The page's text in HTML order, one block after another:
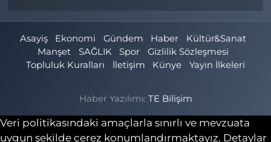
Asayiş Ekonomi Gündem Haber
Kültür&Sanat
Manşet
SAĞLIK Spor
Gizlilik Sözleşmesi
Topluluk Kuralları
İletişim Künye Yayın İlkeleri
Haber Yazılımı: TE Bilişim
Veri politikasındaki amaçlarla sınırlı ve mevzuata
uygun şekilde çerez konumlandırmaktayız. Detaylar